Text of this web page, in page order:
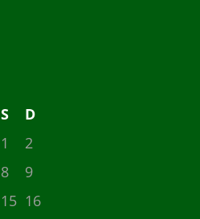
S
D
1
2
8
9
15 16